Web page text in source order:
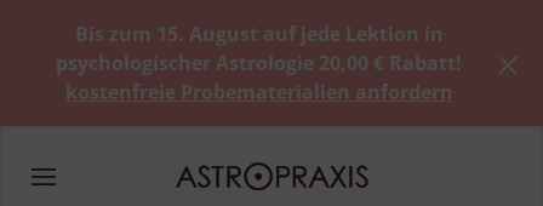
Bis zum 15. August auf jede Lektion in
psychologischer Astrologie 20,00 € Rabatt!
kostenfreie Probematerialien anfordern